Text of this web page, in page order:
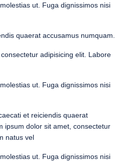
ut. Fuga dignissimos nisi
quaerat accusamus numquam.
adipisicing elit. Labore
ut. Fuga dignissimos nisi
et reiciendis quaerat
ipsum dolor sit amet, consectetur
natus vel
ut. Fuga dignissimos nisi